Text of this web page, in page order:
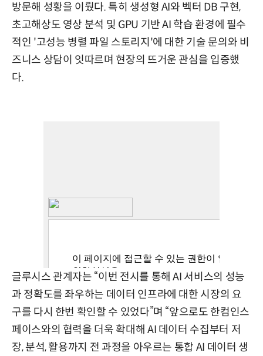
방문해 성황을 이뤘다. 특히 생성형 AI와 벡터 DB 구현,
초고해상도 영상 분석 및 GPU 기반 AI 학습 환경에 필수
적인 '고성능 병렬 파일 스토리지'에 대한 기술 문의와 비
즈니스 상담이 잇따르며 현장의 뜨거운 관심을 입증했
다.
글루시스 관계자는 “이번 전시를 통해 AI 서비스의 성능
과 정확도를 좌우하는 데이터 인프라에 대한 시장의 요
구를 다시 한번 확인할 수 있었다”며 “앞으로도 한컴인스
페이스와의 협력을 더욱 확대해 AI 데이터 수집부터 저
장, 분석, 활용까지 전 과정을 아우르는 통합 AI 데이터 생